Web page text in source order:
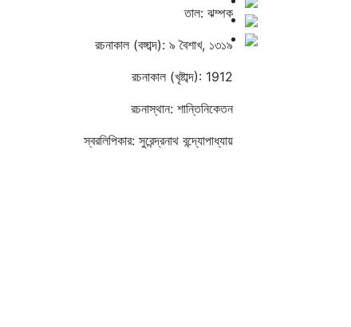
তাল: ঝম্পক
রচনাকাল (বঙ্গাব্দ): ৯ বৈশাখ, ১৩১৯
রচনাকাল (খৃষ্টাব্দ): 1912
রচনাস্থান: শান্তিনিকেতন
স্বরলিপিকার: সুরেন্দ্রনাথ বন্দ্যোপাধ্যায়